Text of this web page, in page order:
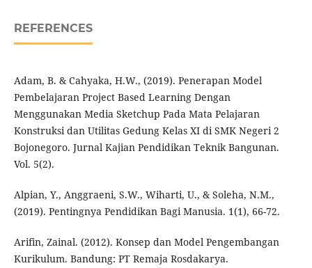
REFERENCES
Adam, B. & Cahyaka, H.W., (2019). Penerapan Model
Pembelajaran Project Based Learning Dengan
Menggunakan Media Sketchup Pada Mata Pelajaran
Konstruksi dan Utilitas Gedung Kelas XI di SMK Negeri 2
Bojonegoro. Jurnal Kajian Pendidikan Teknik Bangunan.
Vol. 5(2).
Alpian, Y., Anggraeni, S.W., Wiharti, U., & Soleha, N.M.,
(2019). Pentingnya Pendidikan Bagi Manusia. 1(1), 66-72.
Arifin, Zainal. (2012). Konsep dan Model Pengembangan
Kurikulum. Bandung: PT Remaja Rosdakarya.